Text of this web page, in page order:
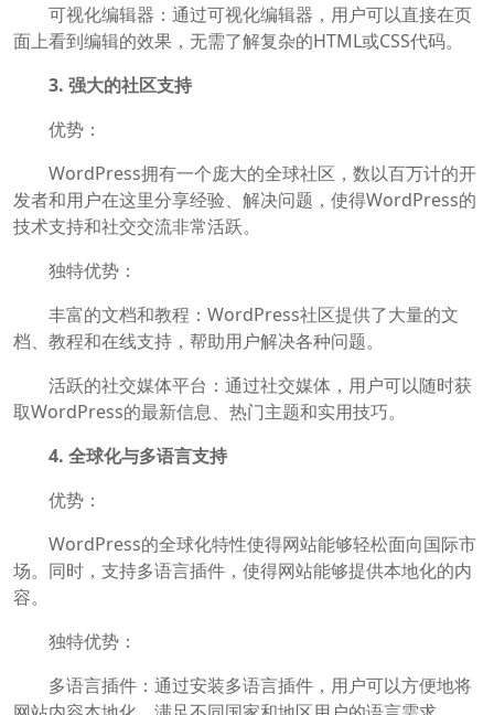
可视化编辑器：通过可视化编辑器，用户可以直接在页
面上看到编辑的效果，无需了解复杂的HTML或CSS代码。
3. 强大的社区支持
优势：
WordPress拥有一个庞大的全球社区，数以百万计的开
发者和用户在这里分享经验、解决问题，使得WordPress的
技术支持和社交交流非常活跃。
独特优势：
丰富的文档和教程：WordPress社区提供了大量的文
档、教程和在线支持，帮助用户解决各种问题。
活跃的社交媒体平台：通过社交媒体，用户可以随时获
取WordPress的最新信息、热门主题和实用技巧。
4. 全球化与多语言支持
优势：
WordPress的全球化特性使得网站能够轻松面向国际市
场。同时，支持多语言插件，使得网站能够提供本地化的内
容。
独特优势：
多语言插件：通过安装多语言插件，用户可以方便地将